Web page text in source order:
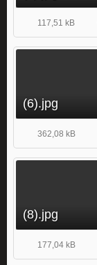
117,51 kB
(6).jpg
362,08 kB
(8).jpg
177,04 kB